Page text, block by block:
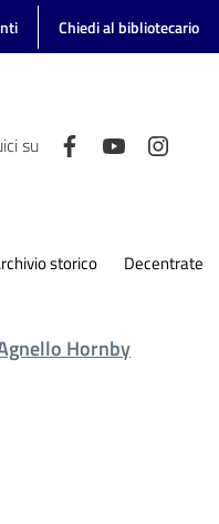
Chiedi al bibliotecario
su
storico Decentrate
Hornby